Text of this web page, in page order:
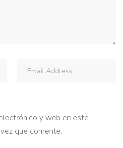
y web en este
que comente.